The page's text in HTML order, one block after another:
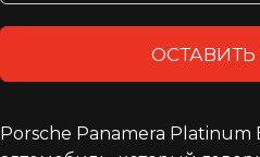
ОСТАВИТЬ
Porsche Panamera